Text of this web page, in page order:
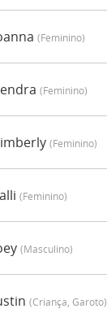
(feminino)
(feminino)
(feminino)
(feminino)
(masculino)
(criança, Garoto)